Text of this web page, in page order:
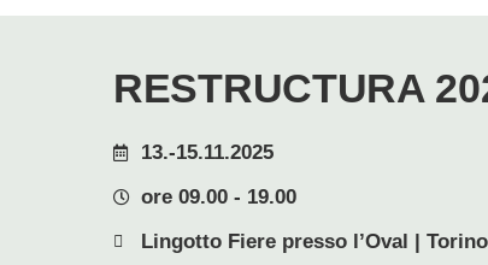
RESTRUCTURA
13.-15.11.2025
ore 09.00 - 19.00
Lingotto Fiere presso l’Oval | Torino